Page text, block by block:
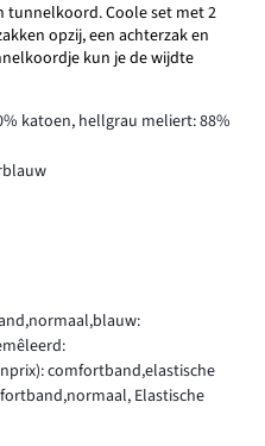
tunnelkoord. Coole set met 2
opzij, een achterzak en
kun je de wijdte
katoen, hellgrau meliert: 88%
comfortband,elastische
Elastische